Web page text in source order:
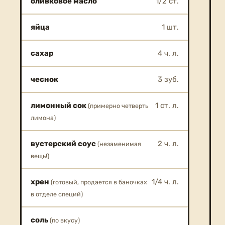
яйца 1 шт.
сахар 4 ч. л.
чеснок 3 зуб.
лимонный сок (примерно четверть
лимона)
1 ст. л.
вустерский соус (незаменимая
вещь!)
2 ч. л.
хрен (готовый, продается в баночках
в отделе специй)
1/4 ч. л.
соль (по вкусу)